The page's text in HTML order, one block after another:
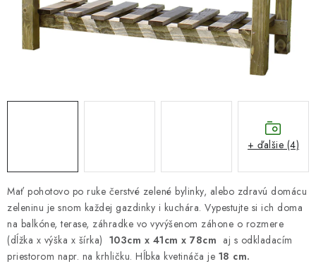
Hodnotenie obchodu
Obchodné podmienky
Vrátenie, výmena tovaru
Pravidlá súťaží na Facebooku
Mať pohotovo po ruke čerstvé zelené bylinky, alebo zdravú domácu
zeleninu je snom každej gazdinky i kuchára. Vypestujte si ich doma
na balkóne, terase, záhradke vo vyvýšenom záhone o rozmere
(dĺžka x výška x šírka) 103cm x 41cm x 78cm aj s odkladacím
priestorom napr. na krhličku. Hĺbka kvetináča je 18 cm.
+ ďalšie (4)